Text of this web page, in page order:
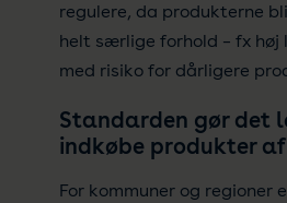
regulere, da produkterne
helt særlige forhold – fx
med risiko for dårligere
Standarden gør det
indkøbe produkter
For kommuner og regioner